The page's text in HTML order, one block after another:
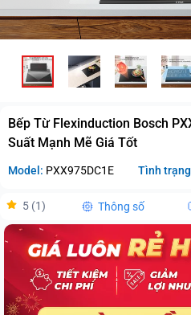
Bếp Từ Flexinduction Bosch
Suất Mạnh Mẽ Giá Tốt
Model: PXX975DC1E Tình
5 (1) Thông số